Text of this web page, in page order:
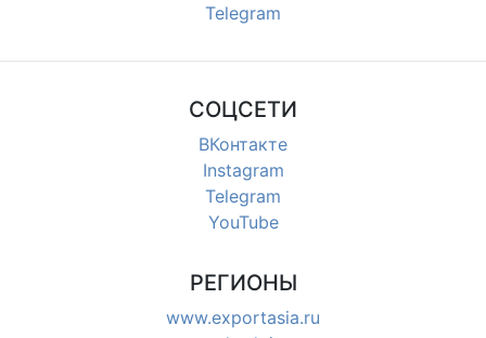
Telegram
СОЦСЕТИ
ВКонтакте
Instagram
Telegram
YouTube
РЕГИОНЫ
www.exportasia.ru